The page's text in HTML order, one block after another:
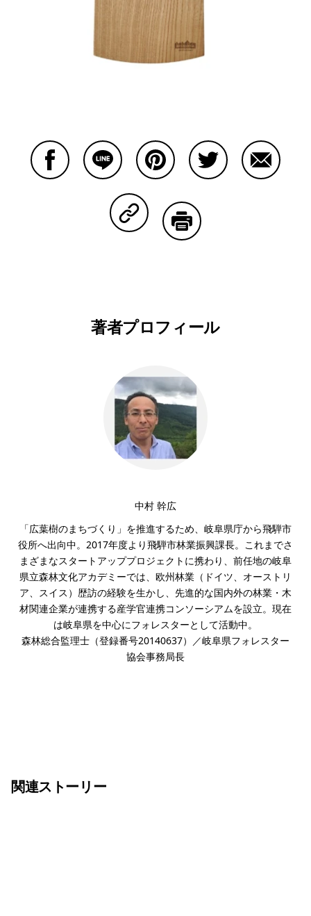
Copy Linkで共有する
著者プロフィール
中村 幹広
「広葉樹のまちづくり」を推進するため、岐阜県庁から飛騨市
役所へ出向中。2017年度より飛騨市林業振興課長。これまでさ
まざまなスタートアッププロジェクトに携わり、前任地の岐阜
県立森林文化アカデミーでは、欧州林業（ドイツ、オーストリ
ア、スイス）歴訪の経験を生かし、先進的な国内外の林業・木
材関連企業が連携する産学官連携コンソーシアムを設立。現在
は岐阜県を中心にフォレスターとして活動中。
森林総合監理士（登録番号20140637）／岐阜県フォレスター
協会事務局長
関連ストーリー